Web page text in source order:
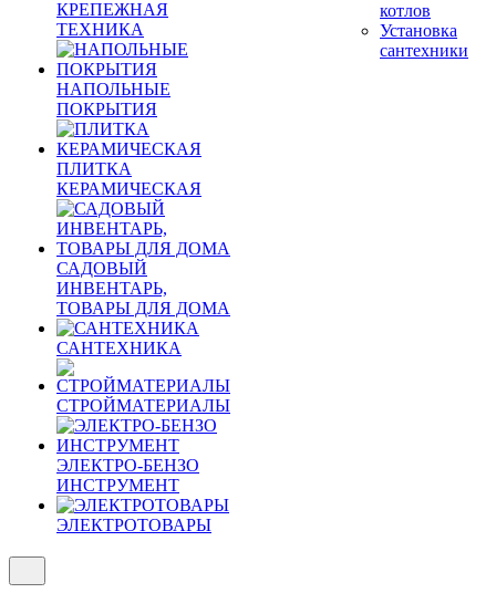
КРЕПЕЖНАЯ
ТЕХНИКА
НАПОЛЬНЫЕ
ПОКРЫТИЯ
ПЛИТКА
КЕРАМИЧЕСКАЯ
САДОВЫЙ
ИНВЕНТАРЬ,
ТОВАРЫ ДЛЯ ДОМА
САНТЕХНИКА
СТРОЙМАТЕРИАЛЫ
ЭЛЕКТРО-БЕНЗО
ИНСТРУМЕНТ
ЭЛЕКТРОТОВАРЫ
котлов
Установка
сантехники